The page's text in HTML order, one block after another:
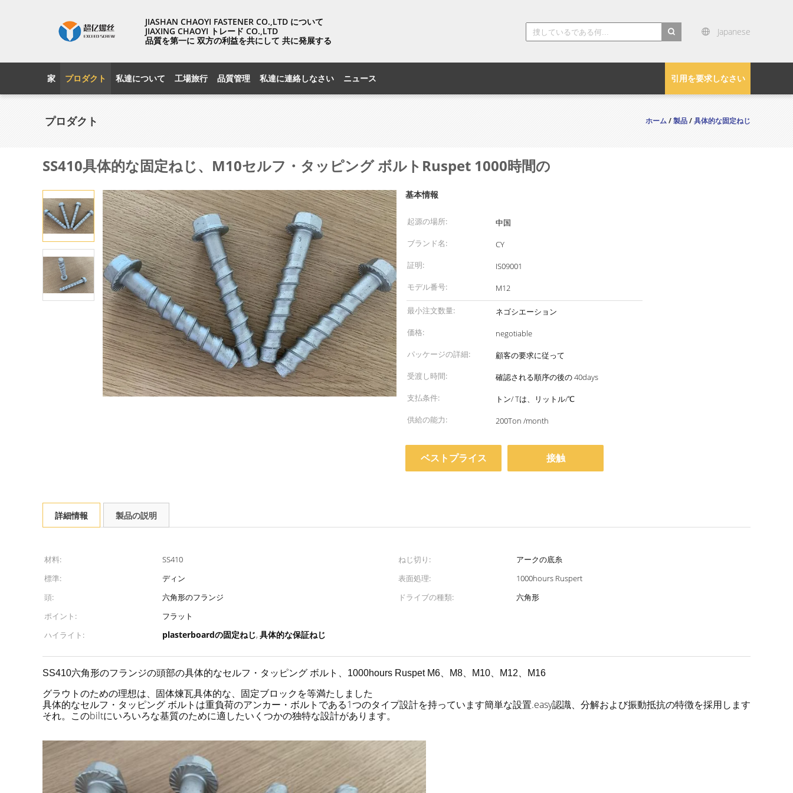
JIASHAN CHAOYI FASTENER CO.,LTD について
JIAXING CHAOYI トレード CO.,LTD
品質を第一に 双方の利益を共にして 共に発展する
Japanese
引用を要求しなさい
家 プロダクト 私達について 工場旅行 品質管理 私達に連絡しなさい ニュース
プロダクト ホーム/製品/具体的な固定ねじ
SS410具体的な固定ねじ、M10セルフ・タッピング ボルトRuspet 1000時間の
基本情報
起源の場所:
中国
ブランド名:
CY
証明:
IS09001
モデル番号:
M12
最小注文数量:
ネゴシエーション
価格:
negotiable
パッケージの詳細:
顧客の要求に従って
受渡し時間:
確認される順序の後の 40days
支払条件:
トン/ Tは、リットル/℃
供給の能力:
200Ton /month
ベストプライス 接触
詳細情報 製品の説明
材料: SS410 ねじ切り:
アークの底糸
標準:
ディン 表面処理:
1000hours Ruspert
頭:
六角形のフランジ ドライブの種類:
六角形
ポイント:
フラット
ハイライト:
plasterboardの固定ねじ, 具体的な保証ねじ
SS410六角形のフランジの頭部の具体的なセルフ・タッピング ボルト、1000hours Ruspet M6、M8、M10、M12、M16
グラウトのための理想は、固体煉瓦具体的な、固定ブロックを等満たしました
具体的なセルフ・タッピング ボルトは重負荷のアンカー・ボルトである1つのタイプ設計を持っています簡単な設置.easy認識、分解および振動抵抗の特徴を採用します
それ。このbiltにいろいろな基質のために適したいくつかの独特な設計があります。